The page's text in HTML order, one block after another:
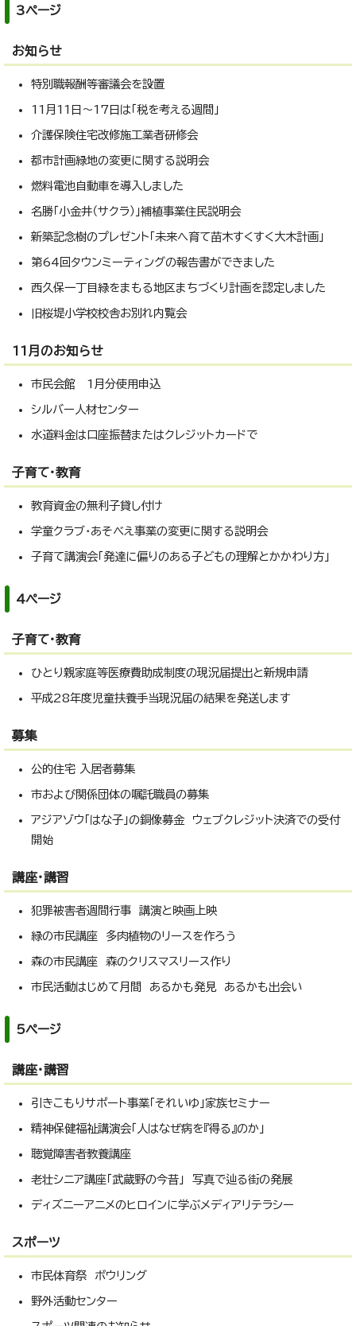
3ページ
お知らせ
特別職報酬等審議会を設置
11月11日～17日は「税を考える週間」
介護保険住宅改修施工業者研修会
都市計画緑地の変更に関する説明会
燃料電池自動車を導入しました
名勝「小金井（サクラ）」補植事業住民説明会
新築記念樹のプレゼント「未来へ育て苗木すくすく大木計画」
第64回タウンミーティングの報告書ができました
西久保一丁目緑をまもる地区まちづくり計画を認定しました
旧桜堤小学校校舎お別れ内覧会
11月のお知らせ
市民会館 1月分使用申込
シルバー人材センター
水道料金は口座振替またはクレジットカードで
子育て・教育
教育資金の無利子貸し付け
学童クラブ・あそべえ事業の変更に関する説明会
子育て講演会「発達に偏りのある子どもの理解とかかわり方」
4ページ
子育て・教育
ひとり親家庭等医療費助成制度の現況届提出と新規申請
平成28年度児童扶養手当現況届の結果を発送します
募集
公的住宅 入居者募集
市および関係団体の嘱託職員の募集
アジアゾウ「はな子」の銅像募金 ウェブクレジット決済での受付
開始
講座・講習
犯罪被害者週間行事 講演と映画上映
緑の市民講座 多肉植物のリースを作ろう
森の市民講座 森のクリスマスリース作り
市民活動はじめて月間 あるかも発見 あるかも出会い
5ページ
講座・講習
引きこもりサポート事業「それいゆ」家族セミナー
精神保健福祉講演会「人はなぜ病を『得る』のか」
聴覚障害者教養講座
老壮シニア講座「武蔵野の今昔」 写真で辿る街の発展
ディズニーアニメのヒロインに学ぶメディアリテラシー
スポーツ
市民体育祭 ボウリング
野外活動センター